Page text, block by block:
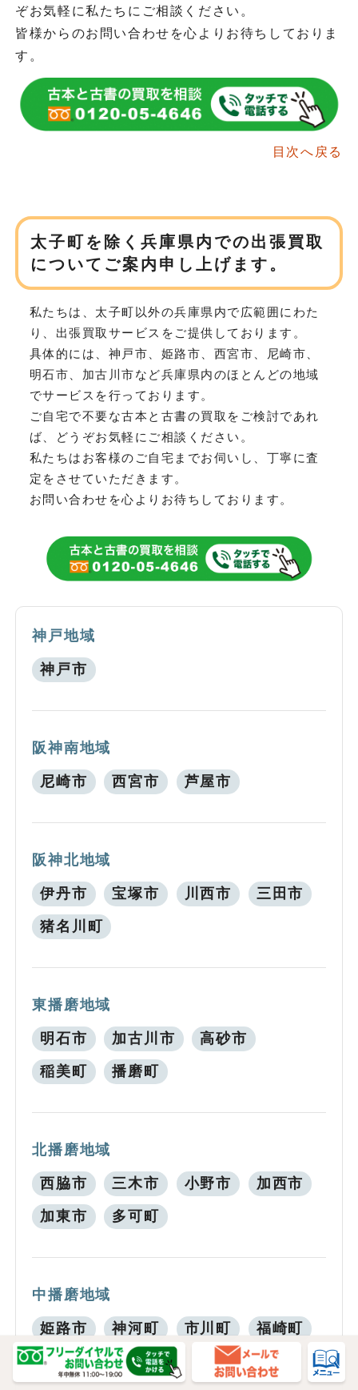
ぞお気軽に私たちにご相談ください。
皆様からのお問い合わせを心よりお待ちしておりま
す。
目次へ戻る
太子町を除く兵庫県内での出張買取
についてご案内申し上げます。
私たちは、太子町以外の兵庫県内で広範囲にわた
り、 出張買取サービスをご提供しております。
具体的には、神戸市、姫路市、西宮市、尼崎市、
明石市、加古川市など兵庫県内のほとんどの地域
でサービスを行っております。
ご自宅で不要な古本と古書の買取をご検討であれ
ば、どうぞお気軽にご相談ください。
私たちはお客様のご自宅までお伺いし、丁寧に査
定をさせていただきます。
お問い合わせを心よりお待ちしております。
神戸地域
神戸市
阪神南地域
尼崎市 西宮市 芦屋市
阪神北地域
伊丹市 宝塚市 川西市 三田市
猪名川町
東播磨地域
明石市 加古川市 高砂市
稲美町 播磨町
北播磨地域
西脇市 三木市 小野市 加西市
加東市 多可町
中播磨地域
姫路市 神河町 市川町 福崎町